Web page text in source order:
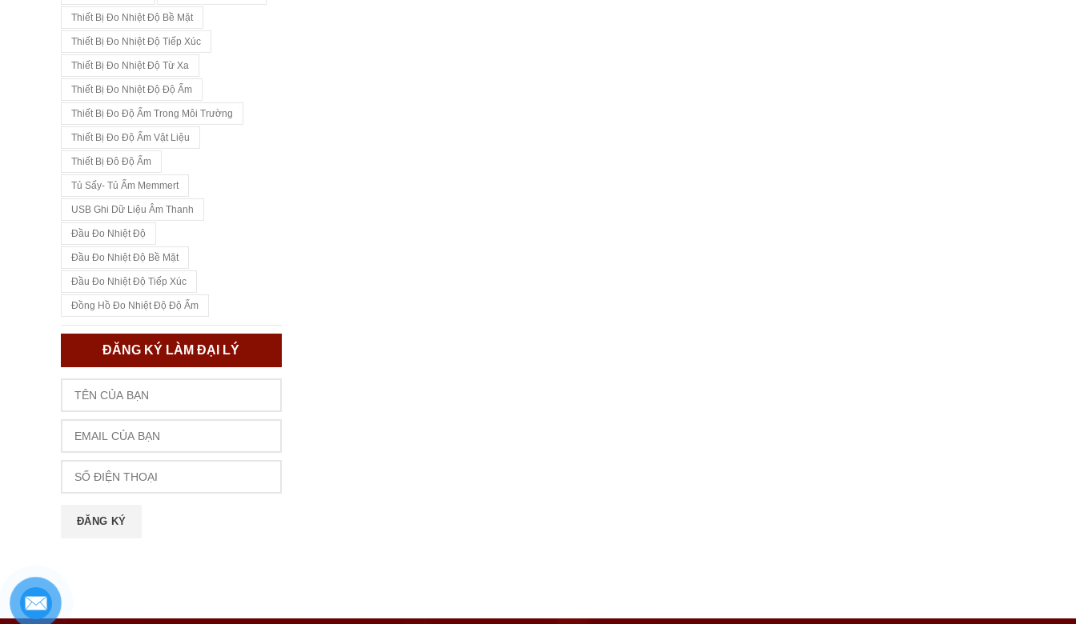
Thiết Bị Đo Nhiệt Độ Bề Mặt
Thiết Bị Đo Nhiệt Độ Tiếp Xúc
Thiết Bị Đo Nhiệt Độ Từ Xa
Thiết Bị Đo Nhiệt Độ Độ Ẩm
Thiết Bị Đo Độ Ẩm Trong Môi Trường
Thiết Bị Đo Độ Ẩm Vật Liệu
Thiết Bị Đô Độ Ẩm
Tủ Sấy- Tủ Ấm Memmert
USB Ghi Dữ Liệu Âm Thanh
Đầu Đo Nhiệt Độ
Đầu Đo Nhiệt Độ Bề Mặt
Đầu Đo Nhiệt Độ Tiếp Xúc
Đồng Hồ Đo Nhiệt Độ Độ Ẩm
ĐĂNG KÝ LÀM ĐẠI LÝ